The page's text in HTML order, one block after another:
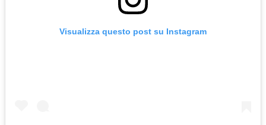
Visualizza questo post su Instagram